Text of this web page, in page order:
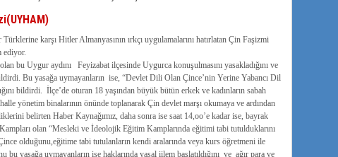
karşı Hitler Almanyasının ırkçı uygulamalarını hatırlatan Çin Faşizmi
ediyor.
bu Uygur aydını Feyizabat ilçesinde Uygurca konuşulmasını yasakladığını ve
Bu yasağa uymayanların ise, “Devlet Dili Olan Çince’nin Yerine Yabancı Dil
bildirdi. İlçe’de oturan 18 yaşından büyük bütün erkek ve kadınların sabah
yönetim binalarının önünde toplanarak Çin devlet marşı okumaya ve ardından
belirten Haber Kaynağımız, daha sonra ise saat 14,oo’e kadar ise, bayrak
olan “Mesleki ve İdeolojik Eğitim Kamplarında eğitimi tabi tutulduklarını
olduğunu,eğitime tabi tutulanların kendi aralarında veya kurs öğretmeni ile
yasağa uymayanların ise haklarında yasal iilem başlatıldığını ve ağır para ve